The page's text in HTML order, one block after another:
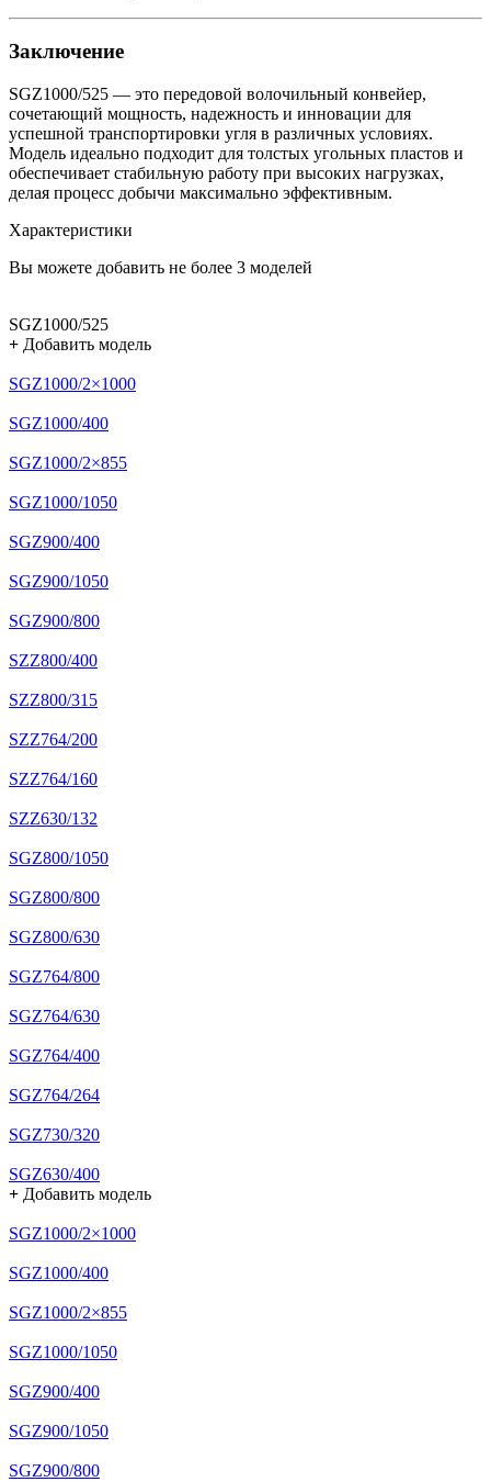
Заключение
SGZ1000/525 — это передовой волочильный конвейер,
сочетающий мощность, надежность и инновации для
успешной транспортировки угля в различных условиях.
Модель идеально подходит для толстых угольных пластов и
обеспечивает стабильную работу при высоких нагрузках,
делая процесс добычи максимально эффективным.
Характеристики
Вы можете добавить не более 3 моделей
SGZ1000/525
+ Добавить модель
SGZ1000/2×1000
SGZ1000/400
SGZ1000/2×855
SGZ1000/1050
SGZ900/400
SGZ900/1050
SGZ900/800
SZZ800/400
SZZ800/315
SZZ764/200
SZZ764/160
SZZ630/132
SGZ800/1050
SGZ800/800
SGZ800/630
SGZ764/800
SGZ764/630
SGZ764/400
SGZ764/264
SGZ730/320
SGZ630/400
+ Добавить модель
SGZ1000/2×1000
SGZ1000/400
SGZ1000/2×855
SGZ1000/1050
SGZ900/400
SGZ900/1050
SGZ900/800